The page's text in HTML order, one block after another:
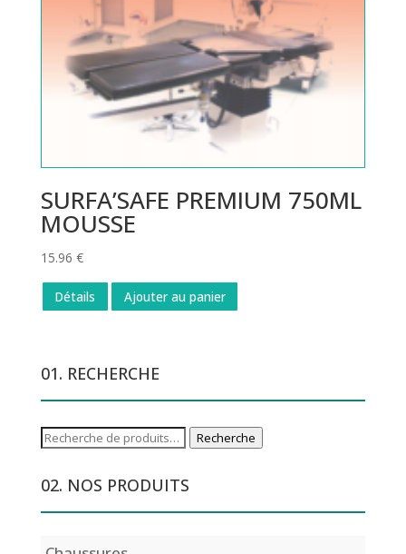
SURFA’SAFE PREMIUM 750ML
MOUSSE
15.96 €
Détails Ajouter au panier
01. RECHERCHE
Recherche
Recherche
02. NOS PRODUITS